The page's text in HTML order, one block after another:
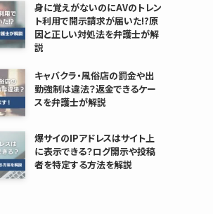
身に覚えがないのにAVのトレン
ト利用で開示請求が届いた!?原
因と正しい対処法を弁護士が解
説
キャバクラ・風俗店の罰金や出
勤強制は違法？返金できるケー
スを弁護士が解説
爆サイのIPアドレスはサイト上
に表示できる？ログ開示や投稿
者を特定する方法を解説